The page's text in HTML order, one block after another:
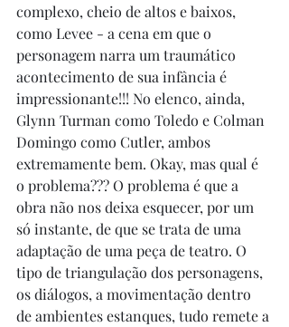
complexo, cheio de altos e baixos,
como Levee - a cena em que o
personagem narra um traumático
acontecimento de sua infância é
impressionante!!! No elenco, ainda,
Glynn Turman como Toledo e Colman
Domingo como Cutler, ambos
extremamente bem. Okay, mas qual é
o problema??? O problema é que a
obra não nos deixa esquecer, por um
só instante, de que se trata de uma
adaptação de uma peça de teatro. O
tipo de triangulação dos personagens,
os diálogos, a movimentação dentro
de ambientes estanques, tudo remete a